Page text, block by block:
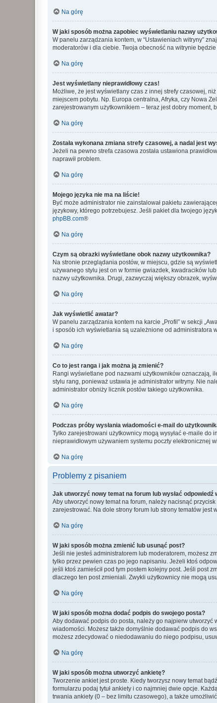
Na górę
W jaki sposób można zapobiec wyświetlaniu nazwy
W panelu zarządzania kontem, w “Ustawieniach witryny”
moderatorów i dla ciebie. Twoja obecność na witrynie
Na górę
Jest wyświetlany nieprawidłowy czas!
Możliwe, że jest wyświetlany czas z innej strefy czasowej,
miejscem pobytu. Np. Europa centralna, Afryka, czy Nowa
zarejestrowanym użytkownikiem – teraz jest dobry moment,
Na górę
Została wykonana zmiana strefy czasowej, a nadal jest
Jeżeli na pewno strefa czasowa została ustawiona
naprawił problem.
Na górę
Mojego języka nie ma na liście!
Być może administrator nie zainstalował pakietu
językowy, którego potrzebujesz. Jeśli pakiet dla twojego
phpBB.com®
Na górę
Czym są obrazki wyświetlane obok nazwy użytkownika?
Na stronie przeglądania postów, w miejscu, gdzie są
używanego stylu jest on w formie gwiazdek, kwadracików
nazwy użytkownika. Drugi, zazwyczaj większy obrazek,
Na górę
Jak wyświetlić awatar?
W panelu zarządzania kontem na karcie „Profil” w sekcji
i sposób ich wyświetlania są uzależnione od administratora
Na górę
Co to jest ranga i jak można ją zmienić?
Rangi wyświetlane pod nazwami użytkowników oznaczają,
stylu rang, ponieważ ustawia je administrator witryny. Nie
administrator obniży licznik postów takiego użytkownika.
Na górę
Podczas próby wysłania wiadomości e-mail do
Tylko zarejestrowani użytkownicy mogą wysyłać e-maile do
nieprawidłowym używaniem systemu poczty elektronicznej
Na górę
Problemy z pisaniem
Jak utworzyć nowy temat na forum lub wysłać odpowiedź
Aby utworzyć nowy temat na forum, należy nacisnąć
zarejestrować. Na dole strony forum lub strony tematów jest
Na górę
W jaki sposób można zmienić lub usunąć post?
Jeśli nie jesteś administratorem lub moderatorem, możesz
tylko przez pewien czas po jego napisaniu. Jeżeli ktoś
jeśli ktoś zamieścił pod tym postem kolejny post. Jeśli post
dlaczego ten post zmieniali. Zwykli użytkownicy nie mogą
Na górę
W jaki sposób można dodać podpis do swojego posta?
Aby dodawać podpis do posta, należy go najpierw utworzyć
wiadomości. Możesz także domyślnie dodawać podpis do
możesz zdecydować o niedodawaniu do niego podpisu,
Na górę
W jaki sposób można utworzyć ankietę?
Tworzenie ankiet jest proste. Kiedy tworzysz nowy temat
formularzu podaj tytuł ankiety i co najmniej dwie opcje.
trwania ankiety (0 – bez limitu czasowego), a także